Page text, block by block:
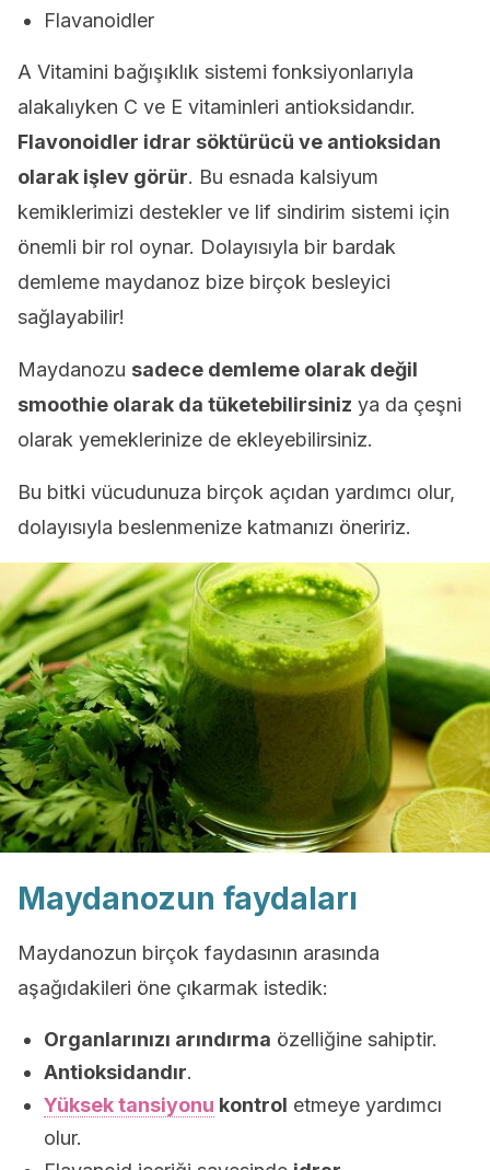
Flavanoidler
A Vitamini bağışıklık sistemi fonksiyonlarıyla
alakalıyken C ve E vitaminleri antioksidandır.
Flavonoidler idrar söktürücü ve antioksidan
olarak işlev görür. Bu esnada kalsiyum
kemiklerimizi destekler ve lif sindirim sistemi için
önemli bir rol oynar. Dolayısıyla bir bardak
demleme maydanoz bize birçok besleyici
sağlayabilir!
Maydanozu sadece demleme olarak değil
smoothie olarak da tüketebilirsiniz ya da çeşni
olarak yemeklerinize de ekleyebilirsiniz.
Bu bitki vücudunuza birçok açıdan yardımcı olur,
dolayısıyla beslenmenize katmanızı öneririz.
Maydanozun faydaları
Maydanozun birçok faydasının arasında
aşağıdakileri öne çıkarmak istedik:
Organlarınızı arındırma özelliğine sahiptir.
Antioksidandır.
Yüksek tansiyonu kontrol etmeye yardımcı
olur.